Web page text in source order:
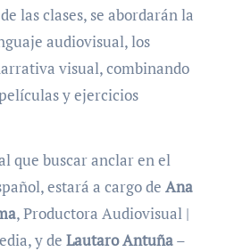
las clases, se abordarán la
audiovisual, los
visual, combinando
y ejercicios
que buscar anclar en el
estará a cargo de Ana
, Productora Audiovisual |
y de Lautaro Antuña–